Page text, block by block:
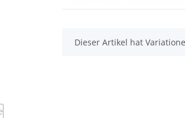
x
Dieser Artikel hat